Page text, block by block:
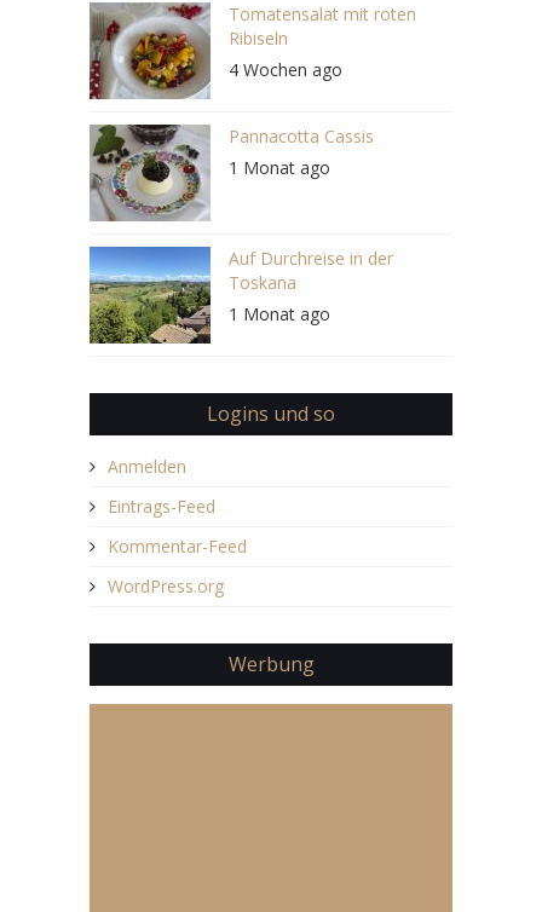
Tomatensalat mit roten
Ribiseln
4 Wochen ago
Pannacotta Cassis
1 Monat ago
Auf Durchreise in der
Toskana
1 Monat ago
Logins und so
Anmelden
Eintrags-Feed
Kommentar-Feed
WordPress.org
Werbung